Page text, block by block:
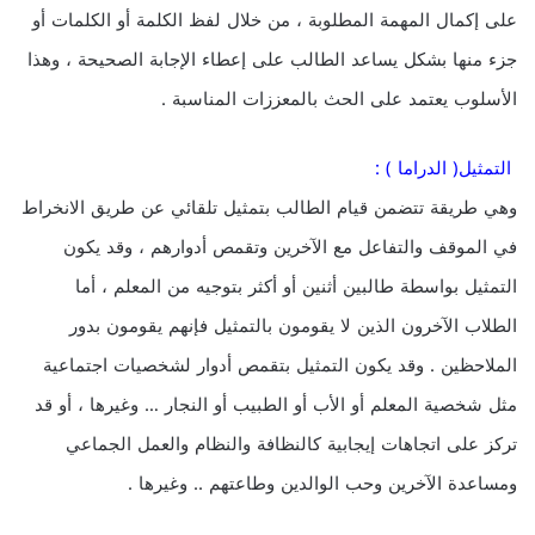
على إكمال المهمة المطلوبة ، من خلال لفظ الكلمة أو الكلمات أو
جزء منها بشكل يساعد الطالب على إعطاء الإجابة الصحيحة ، وهذا
الأسلوب يعتمد على الحث بالمعززات المناسبة .
التمثيل( الدراما ) :
وهي طريقة تتضمن قيام الطالب بتمثيل تلقائي عن طريق الانخراط
في الموقف والتفاعل مع الآخرين وتقمص أدوارهم ، وقد يكون
التمثيل بواسطة طالبين أثنين أو أكثر بتوجيه من المعلم ، أما
الطلاب الآخرون الذين لا يقومون بالتمثيل فإنهم يقومون بدور
الملاحظين . وقد يكون التمثيل بتقمص أدوار لشخصيات اجتماعية
مثل شخصية المعلم أو الأب أو الطبيب أو النجار … وغيرها ، أو قد
تركز على اتجاهات إيجابية كالنظافة والنظام والعمل الجماعي
ومساعدة الآخرين وحب الوالدين وطاعتهم .. وغيرها .